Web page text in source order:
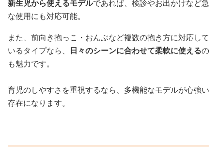
新生児から使えるモデルであれば、検診やお出かけなど急
な使用にも対応可能。
また、前向き抱っこ・おんぶなど複数の抱き方に対応して
いるタイプなら、 日々のシーンに合わせて柔軟に使えるの
も魅力です。
育児のしやすさを重視するなら、多機能なモデルが心強い
存在になります。